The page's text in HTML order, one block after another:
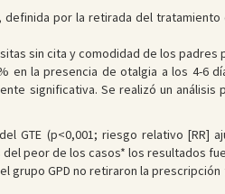
por la retirada del
sin cita y comodidad de los padres
en la presencia de otalgia a los 4-6
significativa. Se realizó un
GTE (p<0,001; riesgo relativo [RR]
peor de los casos* los resultados
GPD no retiraron la prescripción